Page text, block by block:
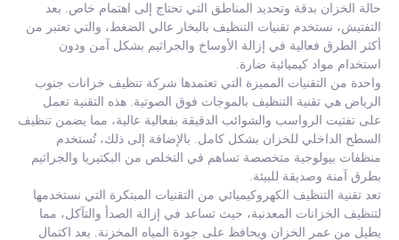
حالة الخزان بدقة وتحديد المناطق التي تحتاج إلى اهتمام خاص. بعد
التفتيش، نستخدم تقنيات التنظيف بالبخار عالي الضغط، والتي تعتبر من
أكثر الطرق فعالية في إزالة الأوساخ والجراثيم بشكل آمن ودون
استخدام مواد كيميائية ضارة.
واحدة من التقنيات المميزة التي تعتمدها شركة تنظيف خزانات جنوب
الرياض هي تقنية التنظيف بالموجات فوق الصوتية. هذه التقنية تعمل
على تفتيت الرواسب والشوائب الدقيقة بفعالية عالية، مما يضمن تنظيف
السطح الداخلي للخزان بشكل كامل. بالإضافة إلى ذلك، تُستخدم
منظفات بيولوجية متخصصة تساهم في التخلص من البكتيريا والجراثيم
بطرق آمنة وصديقة للبيئة.
تعد تقنية التنظيف الكهروكيميائي من التقنيات المبتكرة التي نستخدمها
لتنظيف الخزانات المعدنية، حيث تساعد في إزالة الصدأ والتآكل، مما
يطيل من عمر الخزان ويحافظ على جودة المياه المخزنة. بعد اكتمال